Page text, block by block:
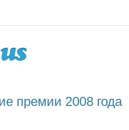
премии 2008 года